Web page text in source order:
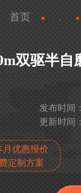
首页 新闻
双驱半
发布时间
更新时间
月优惠报价
定制方案